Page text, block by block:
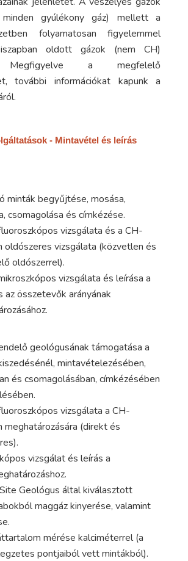
gyúlékony gáz) mellett a
folyamatosan figyelemmel
oldott gázok (nem CH)
Megfigyelve a megfelelő
további információkat kapunk a
- Mintavétel és leírás
minták begyűjtése, mosása,
csomagolása és címkézése.
vizsgálata és a CH-
oldószeres vizsgálata (közvetlen és
oldószerrel).
vizsgálata és leírása a
az összetevők arányának
geológusának támogatása a
mintavételezésében,
és csomagolásában, címkézésében
vizsgálata a CH-
meghatározására (direkt és
vizsgálat és leírás a
Geológus által kiválasztott
maggáz kinyerése, valamint
mérése kalciméterrel (a
pontjaiból vett mintákból).